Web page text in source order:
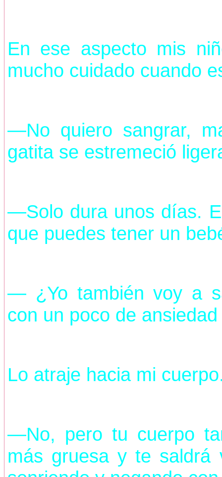
En ese aspecto mis
mucho cuidado cuando
—No quiero sangrar,
gatita se estremeció
—Solo dura unos días.
que puedes tener un
— ¿Yo también voy a
con un poco de
Lo atraje hacia mi
—No, pero tu cuerpo
más gruesa y te